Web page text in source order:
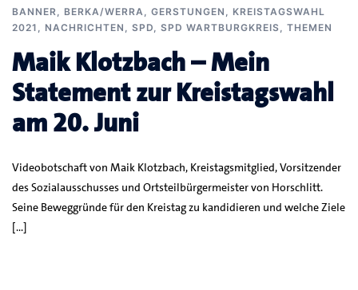
BANNER, BERKA/WERRA, GERSTUNGEN , KREISTAGSWAHL
2021 , NACHRICHTEN , SPD, SPD WARTBURGKREIS, THEMEN
Maik Klotzbach – Mein
Statement zur Kreistagswahl
am 20. Juni
Videobotschaft von Maik Klotzbach, Kreistagsmitglied, Vorsitzender
des Sozialausschusses und Ortsteilbürgermeister von Horschlitt.
Seine Beweggründe für den Kreistag zu kandidieren und welche Ziele
[…]